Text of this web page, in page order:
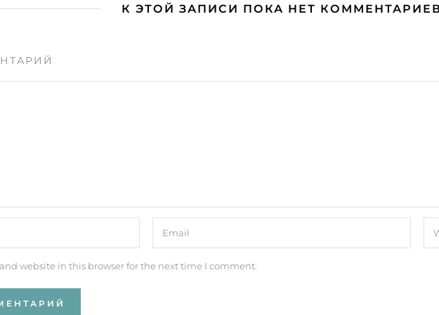
К ЭТОЙ ЗАПИСИ ПОКА НЕТ
website in this browser for the next time I comment.